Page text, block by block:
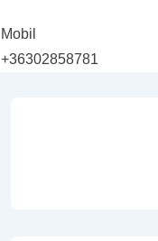
Mobil
+36302858781